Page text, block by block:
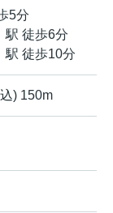
5分
駅 徒歩6分
駅 徒歩10分
) 150m